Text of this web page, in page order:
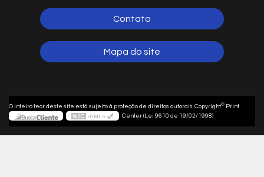
Contato
Mapa do site
O inteiro teor deste site está sujeito à proteção de direitos autorais. Copyright© Print
Center (Lei 9610 de 19/02/1998)